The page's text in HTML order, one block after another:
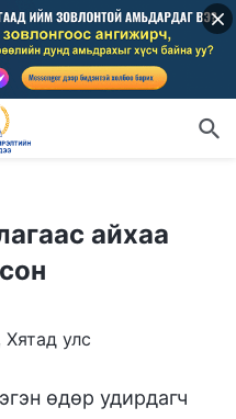
айхаа
улс
өдөр удирдагч